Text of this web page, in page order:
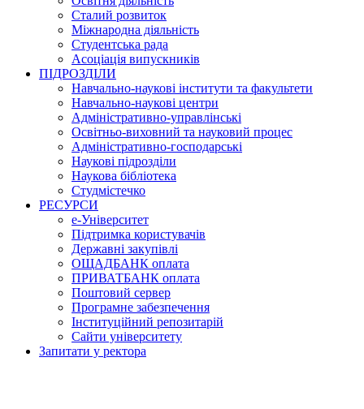
Сталий розвиток
Міжнародна діяльність
Студентська рада
Асоціація випускників
ПІДРОЗДІЛИ
Навчально-наукові інститути та факультети
Навчально-наукові центри
Адміністративно-управлінські
Освітньо-виховний та науковий процес
Адміністративно-господарські
Наукові підрозділи
Наукова бібліотека
Студмістечко
РЕСУРСИ
е-Університет
Підтримка користувачів
Державні закупівлі
ОЩАДБАНК оплата
ПРИВАТБАНК оплата
Поштовий сервер
Програмне забезпечення
Інституційний репозитарій
Сайти університету
Запитати у ректора